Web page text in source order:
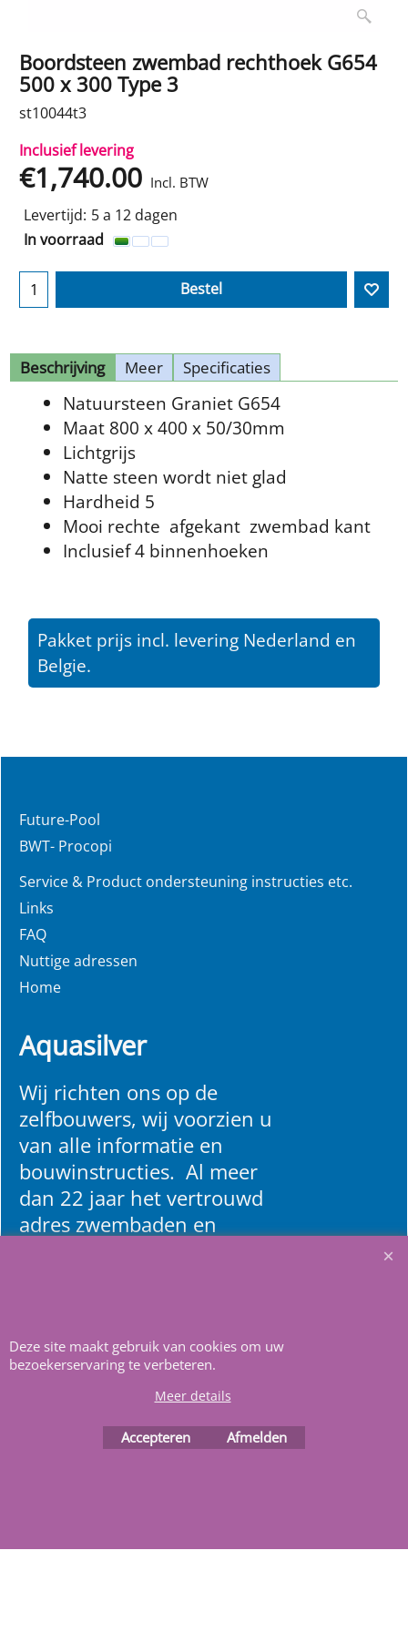
Boordsteen zwembad rechthoek G654
500 x 300 Type 3
st10044t3
Inclusief levering
€1,740.00 Incl. BTW
Levertijd: 5 a 12 dagen
In voorraad
Bestel
Beschrijving Meer Specificaties
Natuursteen Graniet G654
Maat 800 x 400 x 50/30mm
Lichtgrijs
Natte steen wordt niet glad
Hardheid 5
Mooi rechte afgekant zwembad kant
Inclusief 4 binnenhoeken
Pakket prijs incl. levering Nederland en
Belgie.
Future-Pool
BWT- Procopi
Service & Product ondersteuning instructies etc.
Links
FAQ
Nuttige adressen
Home
Aquasilver
Wij richten ons op de
zelfbouwers, wij voorzien u
van alle informatie en
bouwinstructies. Al meer
dan 22 jaar het vertrouwd
adres zwembaden en
Deze site maakt gebruik van cookies om uw
bezoekerservaring te verbeteren.
Meer details
Accepteren Afmelden